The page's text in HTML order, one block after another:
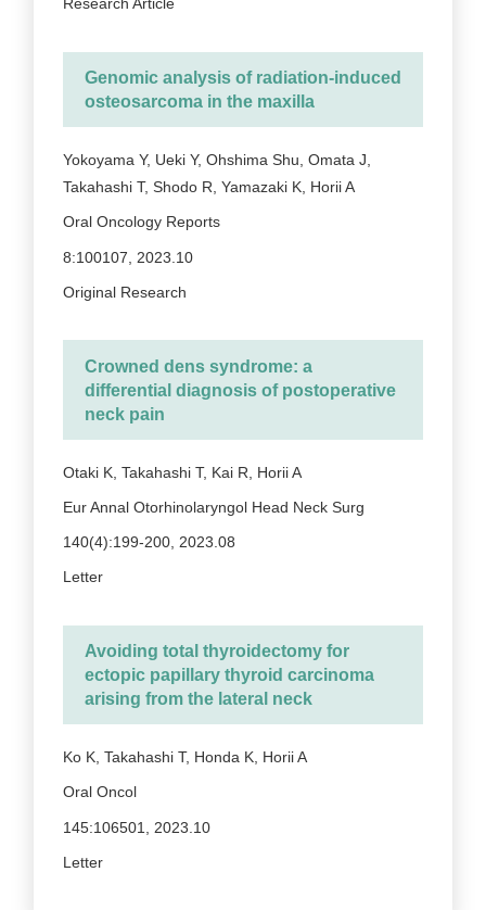
Genomic analysis of radiation-induced
osteosarcoma in the maxilla
Yokoyama Y, Ueki Y, Ohshima Shu, Omata J,
Takahashi T, Shodo R, Yamazaki K, Horii A
Oral Oncology Reports
8:100107, 2023.10
Original Research
Crowned dens syndrome: a
differential diagnosis of postoperative
neck pain
Otaki K, Takahashi T, Kai R, Horii A
Eur Annal Otorhinolaryngol Head Neck Surg
140(4):199-200, 2023.08
Letter
Avoiding total thyroidectomy for
ectopic papillary thyroid carcinoma
arising from the lateral neck
Ko K, Takahashi T, Honda K, Horii A
Oral Oncol
145:106501, 2023.10
Letter